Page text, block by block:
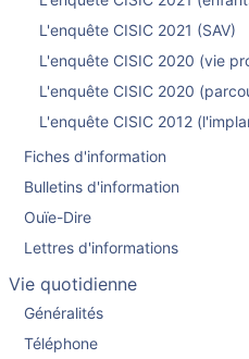
L'enquête CISIC 2021 (SAV)
L'enquête CISIC 2020 (vie
L'enquête CISIC 2020
L'enquête CISIC 2012
Fiches d'information
Bulletins d'information
Ouïe-Dire
Lettres d'informations
Vie quotidienne
Généralités
Téléphone